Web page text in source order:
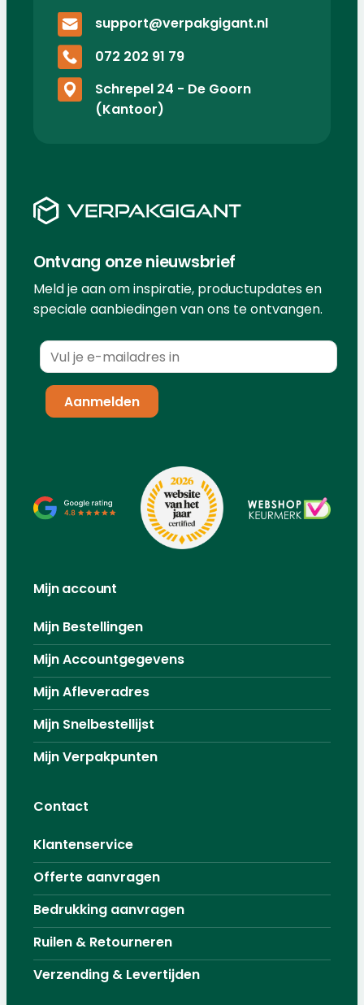
support@verpakgigant.nl
072 202 91 79
Schrepel 24 - De Goorn
(Kantoor)
Ontvang onze nieuwsbrief
Meld je aan om inspiratie, productupdates en
speciale aanbiedingen van ons te ontvangen.
Mijn account
Mijn Bestellingen
Mijn Accountgegevens
Mijn Afleveradres
Mijn Snelbestellijst
Mijn Verpakpunten
Contact
Klantenservice
Offerte aanvragen
Bedrukking aanvragen
Ruilen & Retourneren
Verzending & Levertijden